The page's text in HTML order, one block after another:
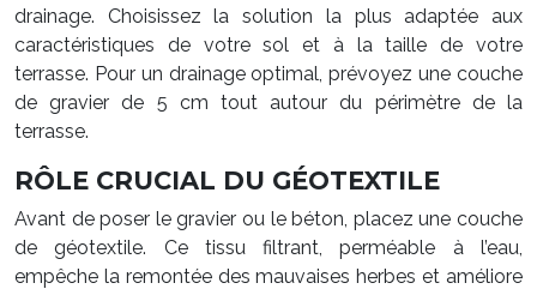
drainage. Choisissez la solution la plus adaptée aux
caractéristiques de votre sol et à la taille de votre
terrasse. Pour un drainage optimal, prévoyez une couche
de gravier de 5 cm tout autour du périmètre de la
terrasse.
RÔLE CRUCIAL DU GÉOTEXTILE
Avant de poser le gravier ou le béton, placez une couche
de géotextile. Ce tissu filtrant, perméable à l’eau,
empêche la remontée des mauvaises herbes et améliore